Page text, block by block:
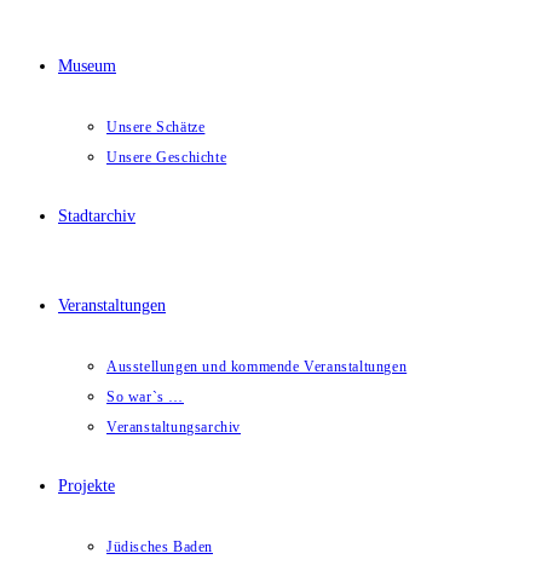
Museum
Unsere Schätze
Unsere Geschichte
Stadtarchiv
Veranstaltungen
Ausstellungen und kommende Veranstaltungen
So war`s …
Veranstaltungsarchiv
Projekte
Jüdisches Baden